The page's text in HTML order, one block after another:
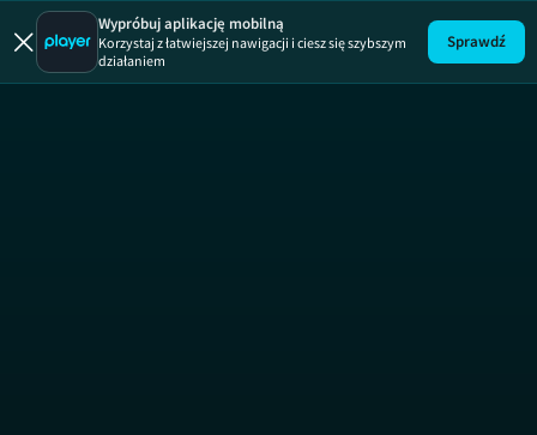
Wypróbuj aplikację mobilną
Korzystaj z łatwiejszej nawigacji i ciesz się szybszym
działaniem
Sprawdź